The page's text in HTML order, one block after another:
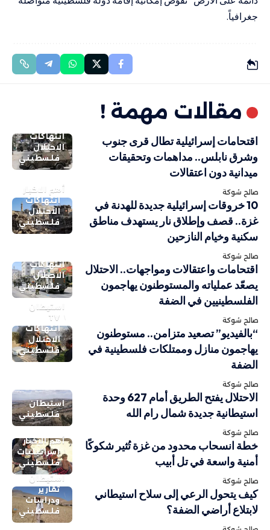
جغرافياً.
مقالات مهمة !
انتهاكات
الاحتلال
فلسطيني
اقتحامات إسرائيلية تطال قرى جنوب
وشرق نابلس.. مداهمات وتحقيقات
ميدانية دون اعتقالات
صالح شوكة
أهم الاخبار
انتهاكات
الاحتلال
فلسطيني
10 خروقات إسرائيلية جديدة للهدنة في
غزة.. قصف وإطلاق نار يستهدف مناطق
سكنية وخيام النازحين
صالح شوكة
انتهاكات
الاحتلال
فلسطيني
اقتحامات واعتقالات ومواجهات.. الاحتلال
يصعّد عملياته والمستوطنون يهاجمون
الفلسطينيين في الضفة
صالح شوكة
استيطان
TV
انتهاكات
الاحتلال
فلسطيني
“بالفيديو” تصعيد متزامن.. مستوطنون
يهاجمون منازل وممتلكات فلسطينية في
الضفة
صالح شوكة
استيطان
فلسطيني
الاحتلال يفتح الطريق أمام 627 وحدة
استيطانية جديدة شمال رام الله
صالح شوكة
أهم الاخبار
إسرائيليات
فلسطيني
خطة انسحاب محدود من غزة تُثير شكوكًا
أمنية واسعة في تل أبيب
صالح شوكة
استيطان
تقارير
ودراسات
فلسطيني
كيف يتحول الرعي إلى سلاح استيطاني
لابتلاع أراضي الضفة؟